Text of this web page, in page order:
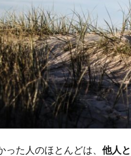
った人のほとんどは、 他人